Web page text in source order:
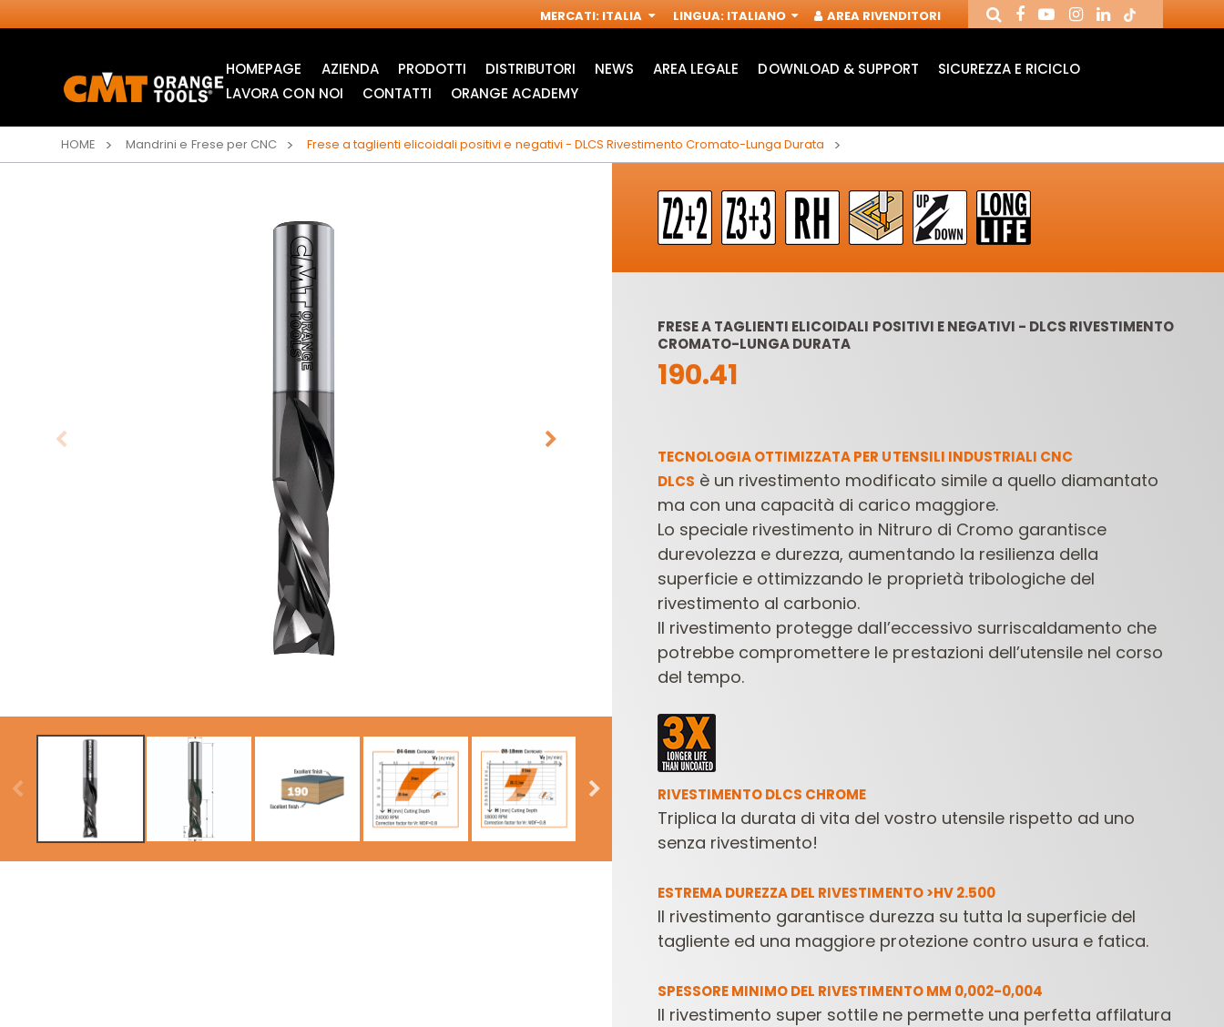
MERCATI: ITALIA LINGUA: ITALIANO AREA RIVENDITORI
HOMEPAGE AZIENDA PRODOTTI
LAME PER SEGHETTI
ALTERNATIVI
LAME PER SEGHE A
GATTUCCIO
FRESE INDUSTRIALI
PER
SET DI FRESE PER
ELETTROFRESATRICI
MANDRINI E FRESE
FRESE PER
ELETTROFRESATRICI
CONTRACTOR
MACCHINE
FORATRICI
DISTRIBUTORI NEWS AREA LEGALE DOWNLOAD & SUPPORT
SICUREZZA E RICICLO
LAVORA CON NOI
CONTATTI ORANGE ACADEMY
HOME Mandrini e Frese per CNC Frese a taglienti elicoidali positivi e negativi - DLCS Rivestimento Cromato-Lunga Durata
FRESE A TAGLIENTI ELICOIDALI POSITIVI E NEGATIVI - DLCS RIVESTIMENTO
CROMATO-LUNGA DURATA
190.41
TECNOLOGIA OTTIMIZZATA PER UTENSILI INDUSTRIALI CNC
DLCS è un rivestimento modificato simile a quello diamantato
ma con una capacità di carico maggiore.
Lo speciale rivestimento in Nitruro di Cromo garantisce
durevolezza e durezza, aumentando la resilienza della
superficie e ottimizzando le proprietà tribologiche del
rivestimento al carbonio.
Il rivestimento protegge dall’eccessivo surriscaldamento che
potrebbe compromettere le prestazioni dell’utensile nel corso
del tempo.
RIVESTIMENTO DLCS CHROME
Triplica la durata di vita del vostro utensile rispetto ad uno
senza rivestimento!
ESTREMA DUREZZA DEL RIVESTIMENTO >HV 2.500
Il rivestimento garantisce durezza su tutta la superficie del
tagliente ed una maggiore protezione contro usura e fatica.
SPESSORE MINIMO DEL RIVESTIMENTO MM 0,002-0,004
Il rivestimento super sottile ne permette una perfetta affilatura